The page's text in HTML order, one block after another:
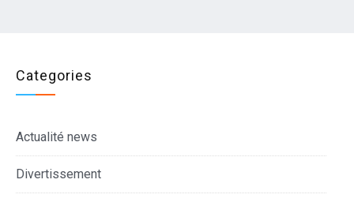
Categories
Actualité news
Divertissement